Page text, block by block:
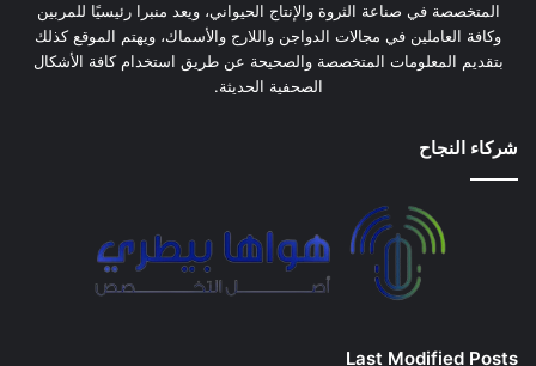
المتخصصة في صناعة الثروة والإنتاج الحيواني، ويعد منبرا رئيسيًا للمربين
وكافة العاملين في مجالات الدواجن واللارج والأسماك، ويهتم الموقع كذلك
بتقديم المعلومات المتخصصة والصحيحة عن طريق استخدام كافة الأشكال
الصحفية الحديثة.
شركاء النجاح
Last Modified Posts